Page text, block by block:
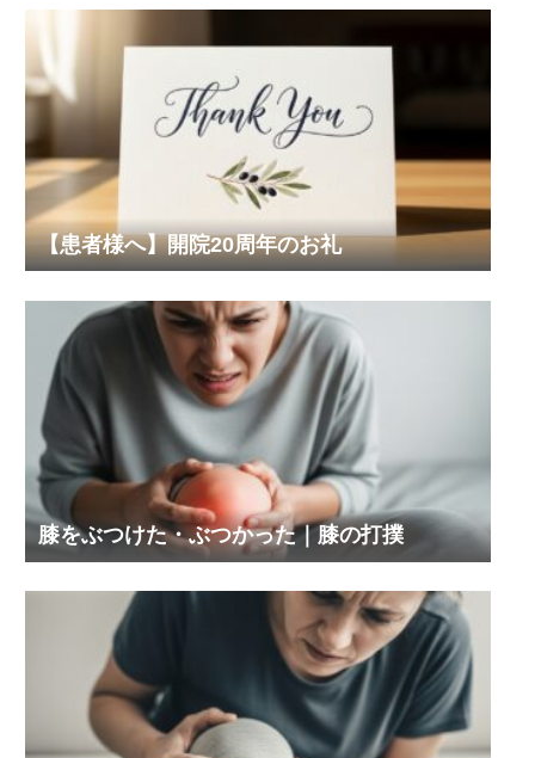
【患者様へ】開院20周年のお礼
膝をぶつけた・ぶつかった｜膝の打撲